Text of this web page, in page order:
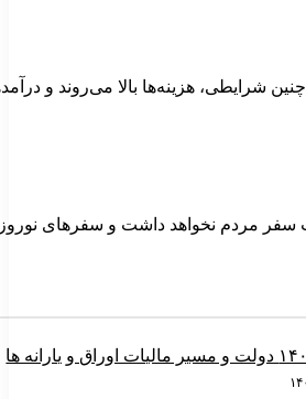
نوروز ۱۴۰۲ کاهش شدیدی را به خود خواهد